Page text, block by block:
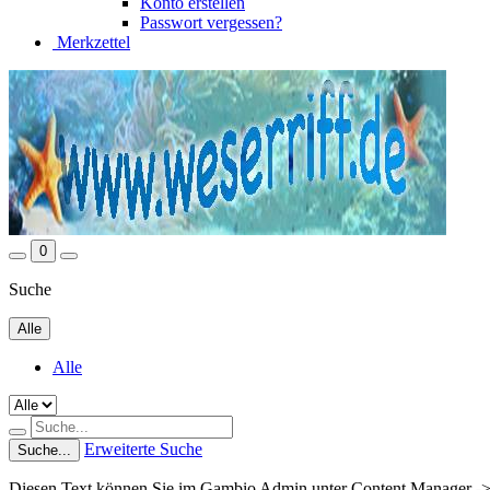
Passwort vergessen?
Merkzettel
0
Suche
Alle
Alle
Suche... Erweiterte Suche